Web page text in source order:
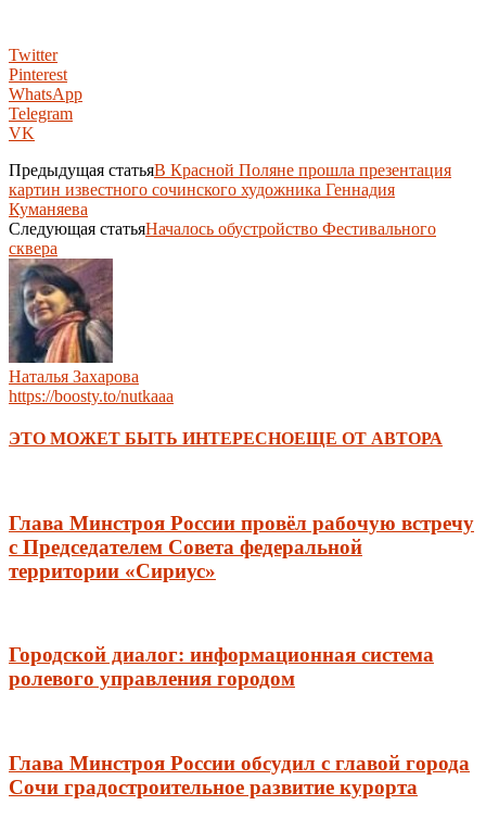
Twitter
Pinterest
WhatsApp
Telegram
VK
Предыдущая статьяВ Красной Поляне прошла презентация
картин известного сочинского художника Геннадия
Куманяева
Следующая статьяНачалось обустройство Фестивального
сквера
Наталья Захарова
https://boosty.to/nutkaaa
ЭТО МОЖЕТ БЫТЬ ИНТЕРЕСНОЕЩЕ ОТ АВТОРА
Глава Минстроя России провёл рабочую встречу
c Председателем Совета федеральной
территории «Сириус»
Городской диалог: информационная система
ролевого управления городом
Глава Минстроя России обсудил с главой города
Сочи градостроительное развитие курорта